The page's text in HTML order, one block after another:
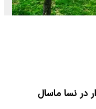
در نسا ماسال